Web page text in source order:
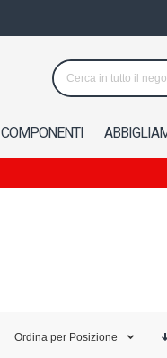
COMPONENTI
Ordina per Posizione